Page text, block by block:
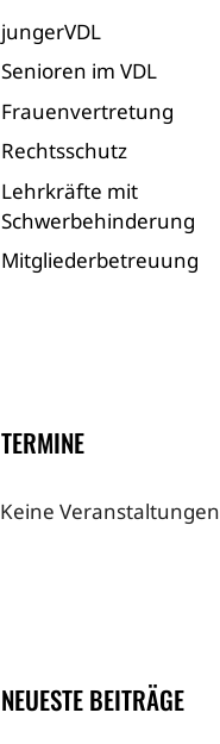
jungerVDL
Senioren im VDL
Frauenvertretung
Rechtsschutz
Lehrkräfte mit
Schwerbehinderung
Mitgliederbetreuung
TERMINE
Keine Veranstaltungen
NEUESTE BEITRÄGE